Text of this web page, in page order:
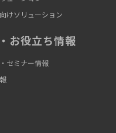
けソリューション
お役立ち情報
セミナー情報